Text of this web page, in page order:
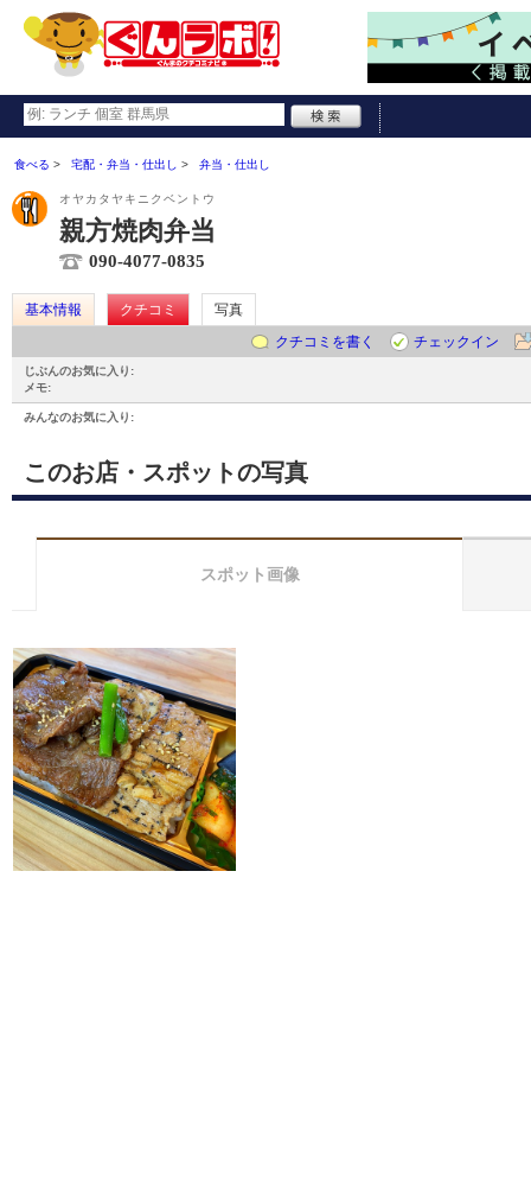
食べる 宅配・弁当・仕出し 弁当・仕出し
オヤカタヤキニクベントウ
親方焼肉弁当
090-4077-0835
基本情報 クチコミ
写真
クチコミを書く
チェックイン
じぶんのお気に入り:
メモ:
みんなのお気に入り:
このお店・スポットの写真
スポット画像